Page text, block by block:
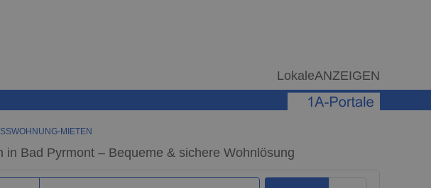
LokaleANZEIGEN
MIETEN
in Bad Pyrmont – Bequeme & sichere Wohnlösung